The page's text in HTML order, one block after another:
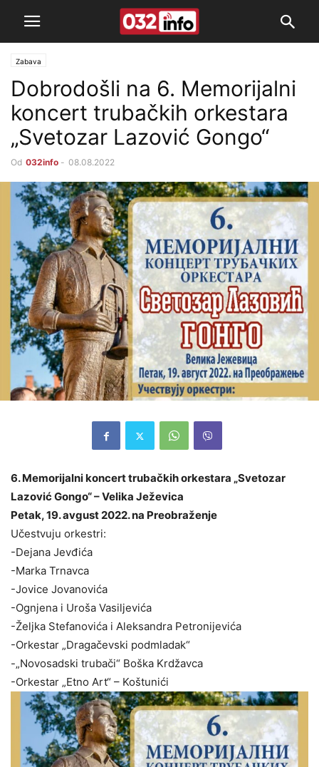
Zabava
Dobrodošli na 6. Memorijalni
koncert trubačkih orkestara
„Svetozar Lazović Gongo“
Od 032info - 08.08.2022
6. Memorijalni koncert trubačkih orkestara „Svetozar
Lazović Gongo“ – Velika Ježevica
Petak, 19. avgust 2022. na Preobraženje
Učestvuju orkestri:
-Dejana Jevđića
-Marka Trnavca
-Jovice Jovanovića
-Ognjena i Uroša Vasiljevića
-Željka Stefanovića i Aleksandra Petronijevića
-Orkestar „Dragačevski podmladak“
-„Novosadski trubači“ Boška Krdžavca
-Orkestar „Etno Art“ – Koštunići